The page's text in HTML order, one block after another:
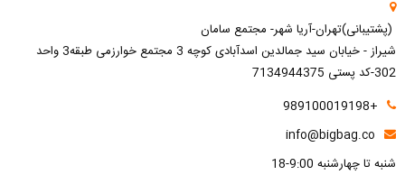
(پشتیبانی)تهران-آریا شهر- مجتمع سامان
شیراز - خیابان سید جمالدین اسدآبادی کوچه 3 مجتمع خوارزمی طبقه3 واحد
302-کد پستی 7134944375
+989100019198
info@bigbag.co
شنبه تا چهارشنبه 9:00-18